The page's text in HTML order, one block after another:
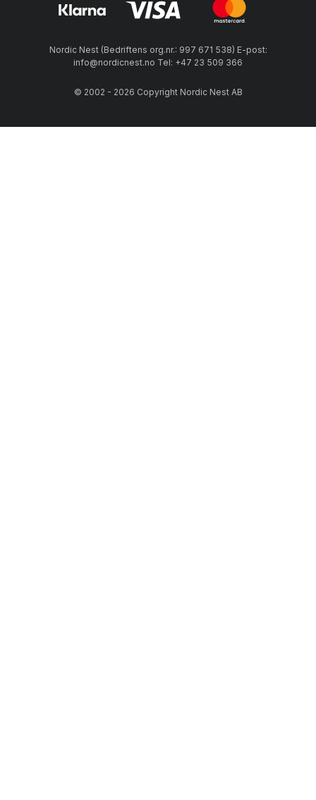
Nordic Nest (Bedriftens org.nr.: 997 671 538) E-post:
info@nordicnest.no Tel: +47 23 509 366
© 2002 - 2026 Copyright Nordic Nest AB